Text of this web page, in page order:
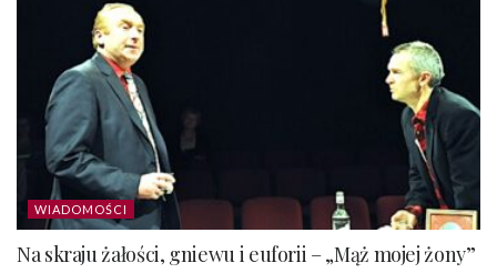
WIADOMOŚCI
Na skraju żałości, gniewu i euforii – „Mąż mojej żony”